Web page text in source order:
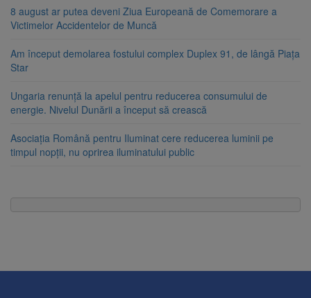
8 august ar putea deveni Ziua Europeană de Comemorare a
Victimelor Accidentelor de Muncă
Am început demolarea fostului complex Duplex 91, de lângă Piața
Star
Ungaria renunță la apelul pentru reducerea consumului de
energie. Nivelul Dunării a început să crească
Asociația Română pentru Iluminat cere reducerea luminii pe
timpul nopții, nu oprirea iluminatului public